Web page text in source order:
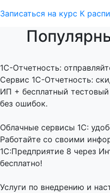
Записаться на курс К
1C-Отчетность:
Сервис 1С-Отчетность:
ИП + бесплатный
без ошибок.
Облачные сервисы 1С:
Работайте со своими
1С:Предприятие 8 через
бесплатно!
Услуги по внедрению и